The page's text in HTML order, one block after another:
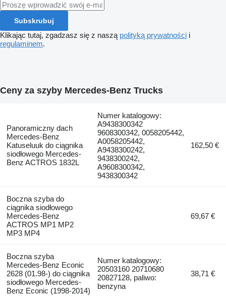
Subskrubuj
Klikając tutaj, zgadzasz się z naszą polityką prywatności i
regulaminem.
Ceny za szyby Mercedes-Benz Trucks
Panoramiczny dach
Mercedes-Benz
Katuseluuk do ciągnika
siodłowego Mercedes-
Benz ACTROS 1832L
Numer katalogowy:
A9438300342
9608300342, 0058205442,
A0058205442,
A9438300242,
9438300242,
A9608300342,
9438300342
162,50 €
Boczna szyba do
ciągnika siodłowego
Mercedes-Benz
ACTROS MP1 MP2
MP3 MP4
69,67 €
Boczna szyba
Mercedes-Benz Econic
2628 (01.98-) do ciągnika
siodłowego Mercedes-
Benz Econic (1998-2014)
Numer katalogowy:
20503160 20710680
20827128, paliwo:
benzyna
38,71 €